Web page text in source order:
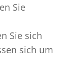
Sie
Sie sich
sich um